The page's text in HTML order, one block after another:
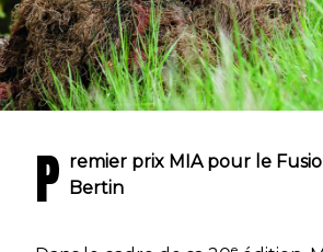
P remier prix MIA pour le
Bertin